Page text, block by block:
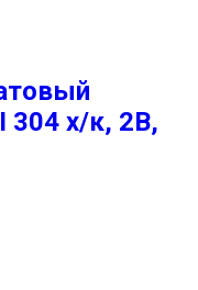
304 х/к, 2B,